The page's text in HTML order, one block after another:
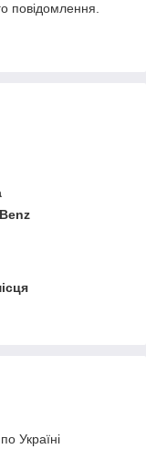
повідомлення.
Україні